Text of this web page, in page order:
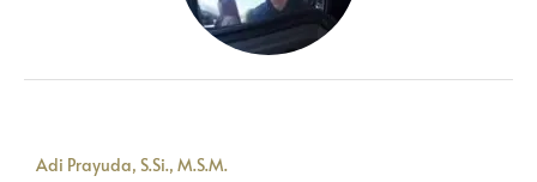
Adi Prayuda, S.Si., M.S.M.